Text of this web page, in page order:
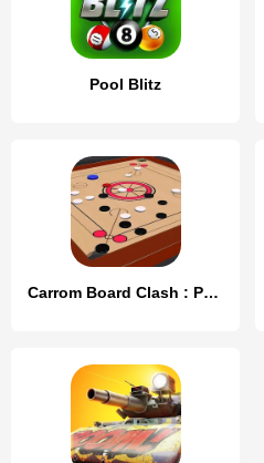
Pool Blitz
Carrom Board Clash : Pool game